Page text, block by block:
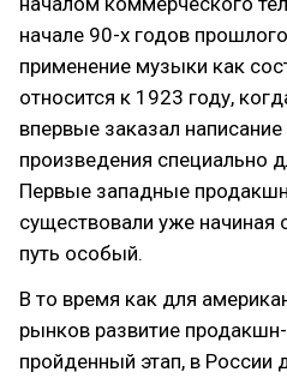
начале 90-х годов
применение музыки как
относится к 1923 году,
впервые заказал
произведения специально
Первые западные
существовали уже начиная
путь особый.
В то время как для
рынков развитие
пройденный этап, в России